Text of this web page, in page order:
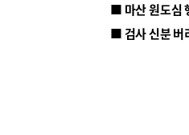
■ 마산 원도심